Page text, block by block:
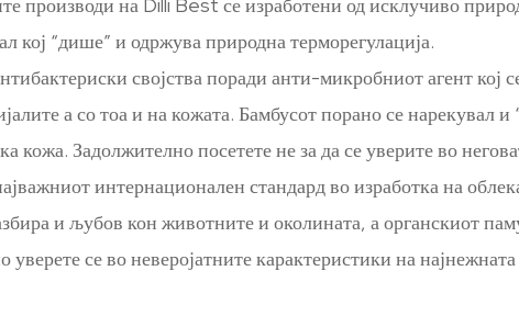
кој “дише” и одржува природна терморегулација.
својства поради анти-микробниот агент кој
а со тоа и на кожата. Бамбусот порано се нарекувал
кожа. Задолжително посетете не за да се уверите во
интернационален стандард во изработка на
и љубов кон животните и околината, а органскиот
уверете се во неверојатните карактеристики на